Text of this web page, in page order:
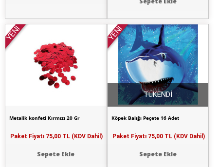
YENİ
Metalik konfeti Kırmızı 20 Gr
Paket Fiyatı 75,00 TL (KDV Dahil)
Sepete Ekle
YENİ
Köpek Balığı Peçete 16 Adet
Paket Fiyatı 75,00 TL (KDV Dahil)
Sepete Ekle
TÜKENDİ